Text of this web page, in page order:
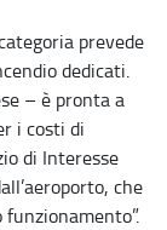
prevede
dedicati.
– è pronta a
i costi di
di Interesse
che